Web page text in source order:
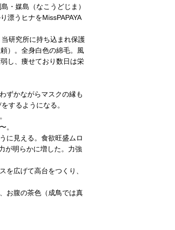
・媒島（なこうどじま）
漂うヒナをMissPAPAYA
研究所に持ち込まれ保護
）。全身白色の綿毛。風
し、痩せており数日は栄
ずかながらマスクの縁も
するようになる。
。
に見える。食欲旺盛ムロ
が明らかに増した。力強
広げて高台をつくり、
お腹の茶色（成鳥では真